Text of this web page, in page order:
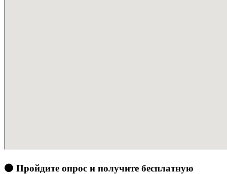
🟠 Пройдите опрос и получите бесплатную